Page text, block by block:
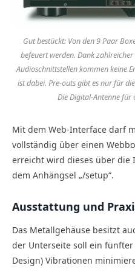
Gut bestückt: Von den 9 Paar
befeuert werden. Dank
Audioschnittstellen kommen keine
ist dabei. Pre-outs gibt es nur für
Die Digital-Antenne für
Mit dem Web-Interface darf
vollständig über einen
erreicht wird dieses über die
dem Anhängsel „/setup“.
Ausstattung und
Das Metallgehäuse besitzt
der Unterseite soll ein fünfter
Design) Vibrationen